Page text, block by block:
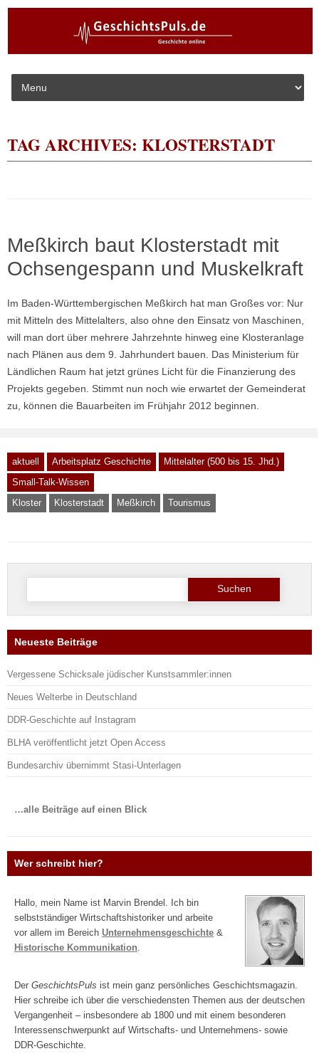
Skip to content
TAG ARCHIVES: KLOSTERSTADT
Meßkirch baut Klosterstadt mit
Ochsengespann und Muskelkraft
Im Baden-Württembergischen Meßkirch hat man Großes vor: Nur
mit Mitteln des Mittelalters, also ohne den Einsatz von Maschinen,
will man dort über mehrere Jahrzehnte hinweg eine Klosteranlage
nach Plänen aus dem 9. Jahrhundert bauen. Das Ministerium für
Ländlichen Raum hat jetzt grünes Licht für die Finanzierung des
Projekts gegeben. Stimmt nun noch wie erwartet der Gemeinderat
zu, können die Bauarbeiten im Frühjahr 2012 beginnen.
aktuell Arbeitsplatz Geschichte
Mittelalter (500 bis 15. Jhd.)
Small-Talk-Wissen
Kloster
Klosterstadt Meßkirch Tourismus
Suche
Neueste Beiträge
Vergessene Schicksale jüdischer Kunstsammler:innen
Neues Welterbe in Deutschland
DDR-Geschichte auf Instagram
BLHA veröffentlicht jetzt Open Access
Bundesarchiv übernimmt Stasi-Unterlagen
…alle Beiträge auf einen Blick
Wer schreibt hier?
Hallo, mein Name ist Marvin Brendel. Ich bin
selbstständiger Wirtschaftshistoriker und arbeite
vor allem im Bereich Unternehmensgeschichte &
Historische Kommunikation
Der GeschichtsPuls ist mein ganz persönliches Geschichtsmagazin.
Hier schreibe ich über die verschiedensten Themen aus der deutschen
Vergangenheit – insbesondere ab 1800 und mit einem besonderen
Interessenschwerpunkt auf Wirtschafts- und Unternehmens- sowie
DDR-Geschichte.